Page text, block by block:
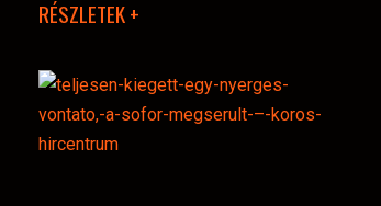
RÉSZLETEK +